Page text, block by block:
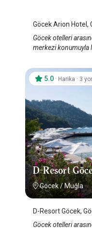
Göcek Arion Hotel,
Göcek otelleri
merkezi konumuyla
D-Resort
Göcek/Muğla
5.0 · Harika · 3
D-Resort Göcek,
Göcek otelleri